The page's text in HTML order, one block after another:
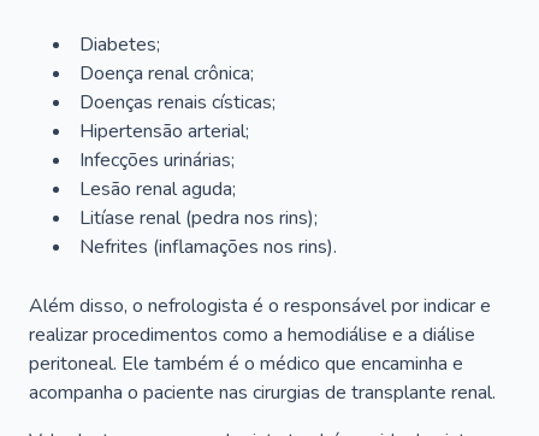
Diabetes;
Doença renal crônica;
Doenças renais císticas;
Hipertensão arterial;
Infecções urinárias;
Lesão renal aguda;
Litíase renal (pedra nos rins);
Nefrites (inflamações nos rins).
Além disso, o nefrologista é o responsável por indicar e
realizar procedimentos como a hemodiálise e a diálise
peritoneal. Ele também é o médico que encaminha e
acompanha o paciente nas cirurgias de transplante renal.